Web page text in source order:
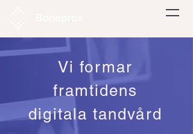
Vi formar
framtidens
digitala tandvård